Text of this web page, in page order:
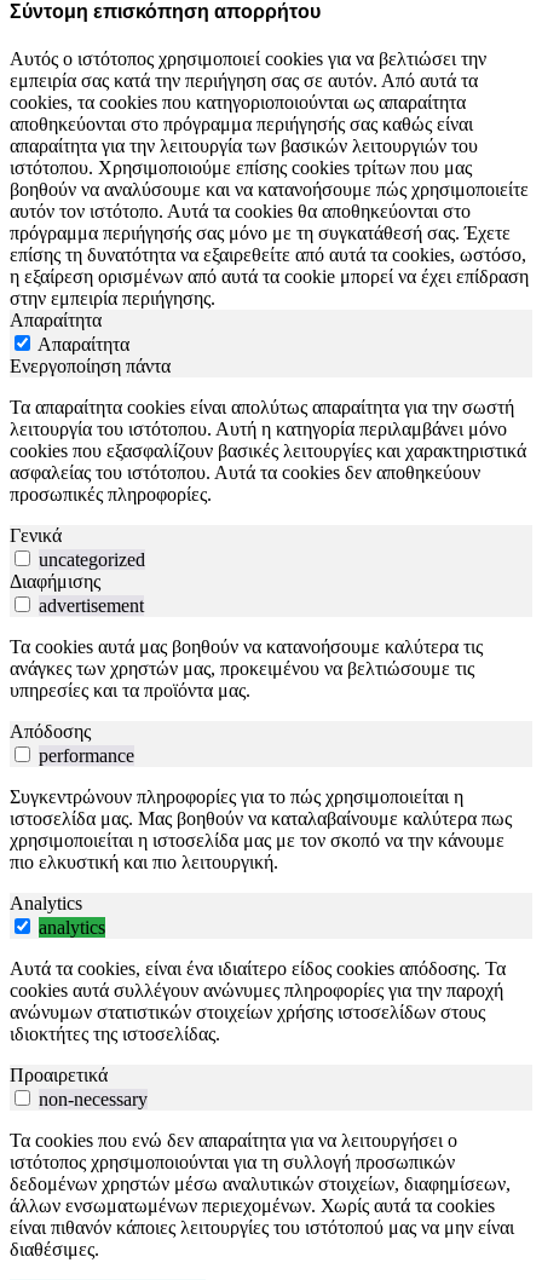
Σύντομη επισκόπηση απορρήτου
Αυτός ο ιστότοπος χρησιμοποιεί cookies για να βελτιώσει την
εμπειρία σας κατά την περιήγηση σας σε αυτόν. Από αυτά τα
cookies, τα cookies που κατηγοριοποιούνται ως απαραίτητα
αποθηκεύονται στο πρόγραμμα περιήγησής σας καθώς είναι
απαραίτητα για την λειτουργία των βασικών λειτουργιών του
ιστότοπου. Χρησιμοποιούμε επίσης cookies τρίτων που μας
βοηθούν να αναλύσουμε και να κατανοήσουμε πώς χρησιμοποιείτε
αυτόν τον ιστότοπο. Αυτά τα cookies θα αποθηκεύονται στο
πρόγραμμα περιήγησής σας μόνο με τη συγκατάθεσή σας. Έχετε
επίσης τη δυνατότητα να εξαιρεθείτε από αυτά τα cookies, ωστόσο,
η εξαίρεση ορισμένων από αυτά τα cookie μπορεί να έχει επίδραση
στην εμπειρία περιήγησης.
Απαραίτητα
Απαραίτητα
Ενεργοποίηση πάντα
Τα απαραίτητα cookies είναι απολύτως απαραίτητα για την σωστή
λειτουργία του ιστότοπου. Αυτή η κατηγορία περιλαμβάνει μόνο
cookies που εξασφαλίζουν βασικές λειτουργίες και χαρακτηριστικά
ασφαλείας του ιστότοπου. Αυτά τα cookies δεν αποθηκεύουν
προσωπικές πληροφορίες.
Γενικά
uncategorized
Διαφήμισης
advertisement
Τα cookies αυτά μας βοηθούν να κατανοήσουμε καλύτερα τις
ανάγκες των χρηστών μας, προκειμένου να βελτιώσουμε τις
υπηρεσίες και τα προϊόντα μας.
Απόδοσης
performance
Συγκεντρώνουν πληροφορίες για το πώς χρησιμοποιείται η
ιστοσελίδα μας. Μας βοηθούν να καταλαβαίνουμε καλύτερα πως
χρησιμοποιείται η ιστοσελίδα μας με τον σκοπό να την κάνουμε
πιο ελκυστική και πιο λειτουργική.
Analytics
analytics
Αυτά τα cookies, είναι ένα ιδιαίτερο είδος cookies απόδοσης. Τα
cookies αυτά συλλέγουν ανώνυμες πληροφορίες για την παροχή
ανώνυμων στατιστικών στοιχείων χρήσης ιστοσελίδων στους
ιδιοκτήτες της ιστοσελίδας.
Προαιρετικά
non-necessary
Τα cookies που ενώ δεν απαραίτητα για να λειτουργήσει ο
ιστότοπος χρησιμοποιούνται για τη συλλογή προσωπικών
δεδομένων χρηστών μέσω αναλυτικών στοιχείων, διαφημίσεων,
άλλων ενσωματωμένων περιεχομένων. Χωρίς αυτά τα cookies
είναι πιθανόν κάποιες λειτουργίες του ιστότοπού μας να μην είναι
διαθέσιμες.